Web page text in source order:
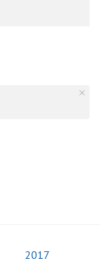
2017